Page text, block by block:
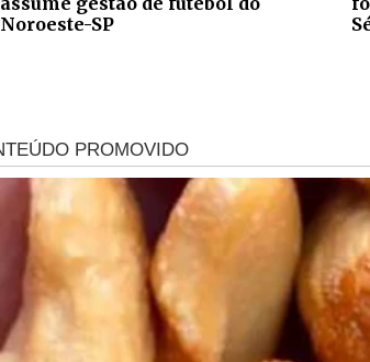
Noroeste-SP